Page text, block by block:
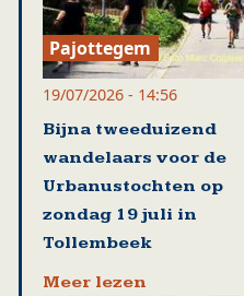
Pajottegem
19/07/2026 - 14:56
Bijna tweeduizend
wandelaars voor de
Urbanustochten op
zondag 19 juli in
Tollembeek
Meer lezen